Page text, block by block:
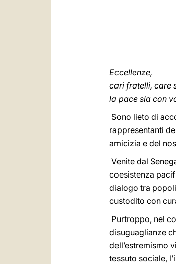
Eccellenze,
cari fratelli, care
la pace sia con
Sono lieto di
rappresentanti
amicizia e del
Venite dal
coesistenza
dialogo tra
custodito con
Purtroppo, nel
disuguaglianze
dell’estremismo
tessuto sociale,